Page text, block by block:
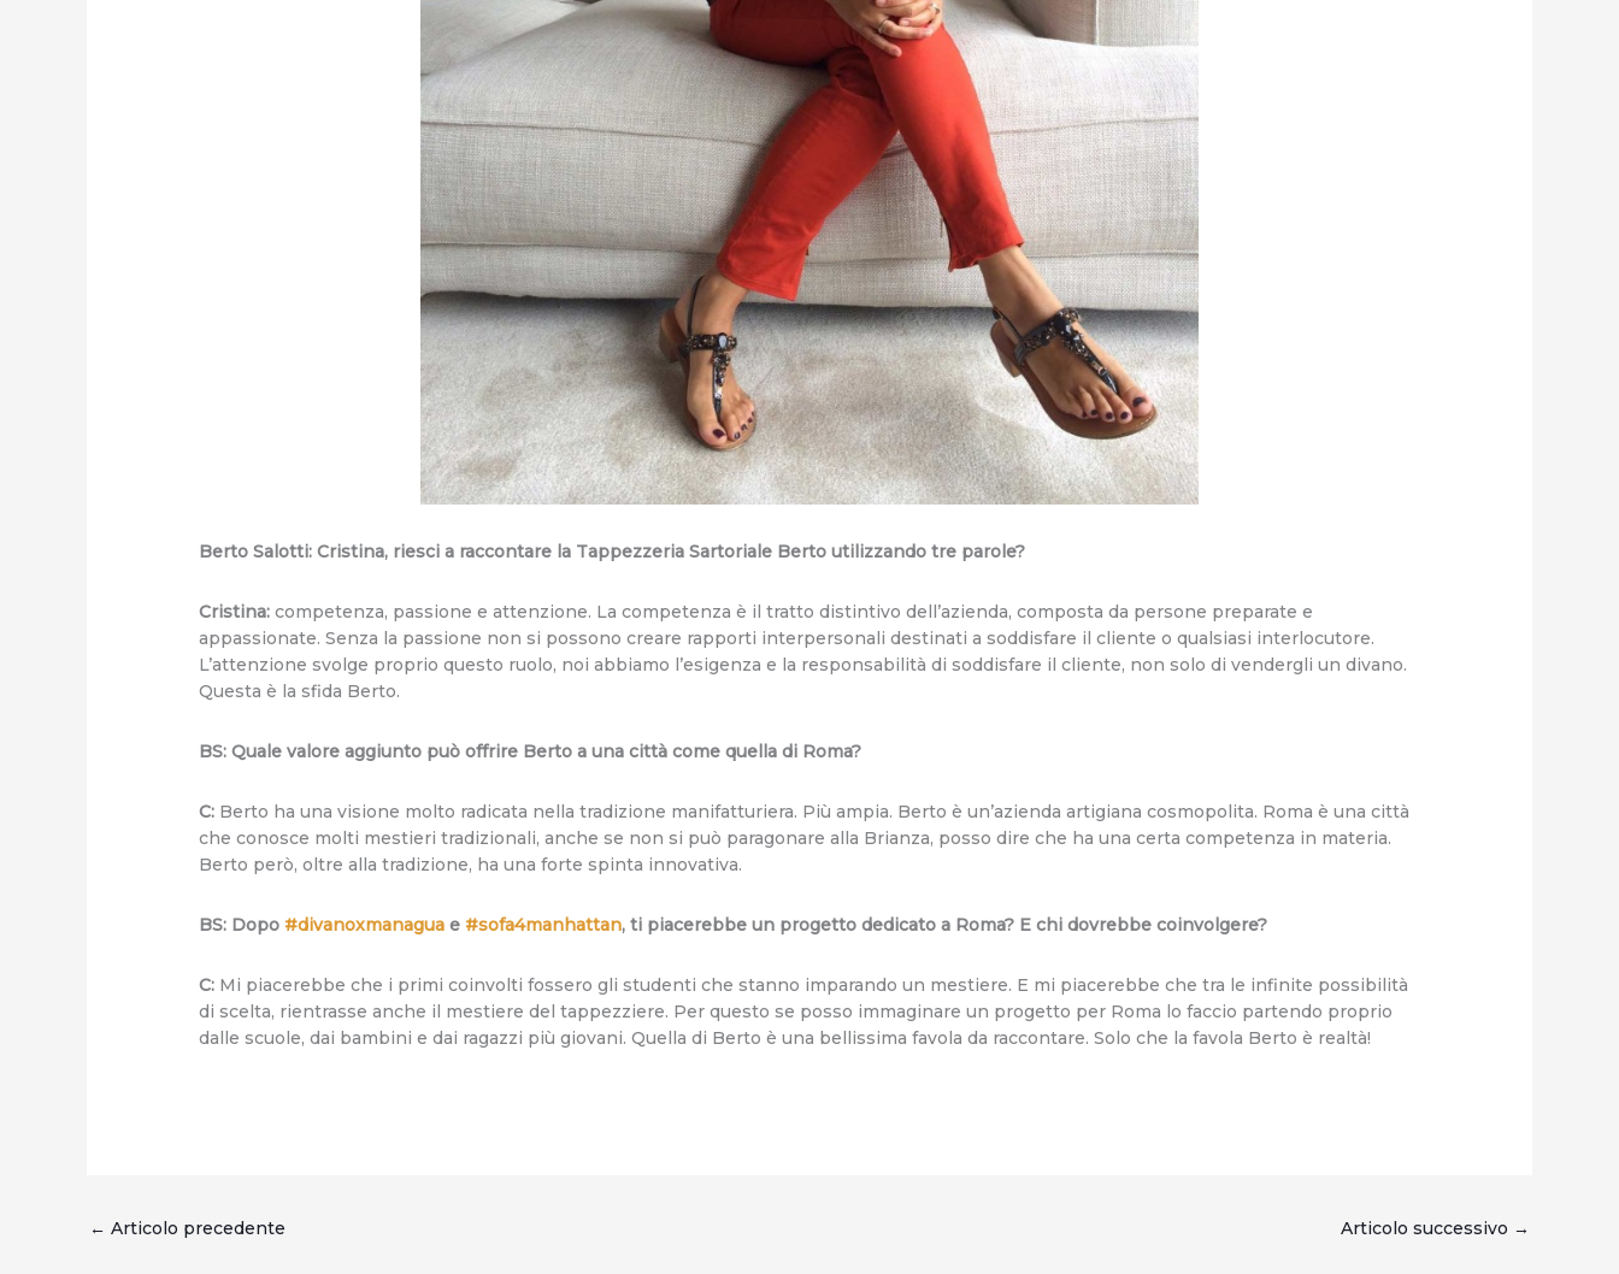
Berto Salotti: Cristina, riesci a raccontare la Tappezzeria Sartoriale Berto utilizzando tre parole?
Cristina: competenza, passione e attenzione. La competenza è il tratto distintivo dell’azienda, composta da persone preparate e
appassionate. Senza la passione non si possono creare rapporti interpersonali destinati a soddisfare il cliente o qualsiasi interlocutore.
L’attenzione svolge proprio questo ruolo, noi abbiamo l’esigenza e la responsabilità di soddisfare il cliente, non solo di vendergli un divano.
Questa è la sfida Berto.
BS: Quale valore aggiunto può offrire Berto a una città come quella di Roma?
C: Berto ha una visione molto radicata nella tradizione manifatturiera. Più ampia. Berto è un’azienda artigiana cosmopolita. Roma è una città
che conosce molti mestieri tradizionali, anche se non si può paragonare alla Brianza, posso dire che ha una certa competenza in materia.
Berto però, oltre alla tradizione, ha una forte spinta innovativa.
BS: Dopo #divanoxmanaguae #sofa4manhattan, ti piacerebbe un progetto dedicato a Roma? E chi dovrebbe coinvolgere?
C: Mi piacerebbe che i primi coinvolti fossero gli studenti che stanno imparando un mestiere. E mi piacerebbe che tra le infinite possibilità
di scelta, rientrasse anche il mestiere del tappezziere. Per questo se posso immaginare un progetto per Roma lo faccio partendo proprio
dalle scuole, dai bambini e dai ragazzi più giovani. Quella di Berto è una bellissima favola da raccontare. Solo che la favola Berto è realtà!
← Articolo precedente Articolo successivo →